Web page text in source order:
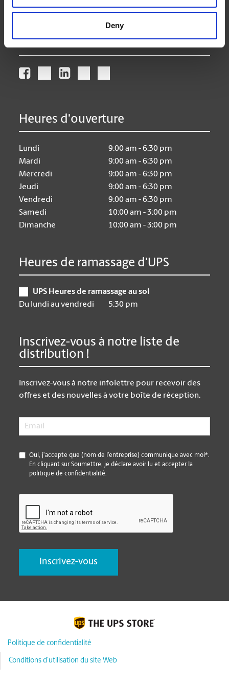
Deny
store10@theupsstore.ca
Nous suivre
Heures d'ouverture
Lundi
9:00 am - 6:30 pm
Mardi
9:00 am - 6:30 pm
Mercredi
9:00 am - 6:30 pm
Jeudi
9:00 am - 6:30 pm
Vendredi
9:00 am - 6:30 pm
Samedi
10:00 am - 3:00 pm
Dimanche
10:00 am - 3:00 pm
Heures de ramassage d'UPS
UPS Heures de ramassage au sol
Du lundi au vendredi
5:30 pm
Inscrivez-vous à notre liste de
distribution !
Inscrivez-vous à notre infolettre pour recevoir des
offres et des nouvelles à votre boîte de réception.
Email
*
Oui, j’accepte que (nom de l’entreprise) communique avec moi*.
En cliquant sur Soumettre, je déclare avoir lu et accepter la
politique de confidentialité.
Politique de confidentialité
Conditions d’utilisation du site Web